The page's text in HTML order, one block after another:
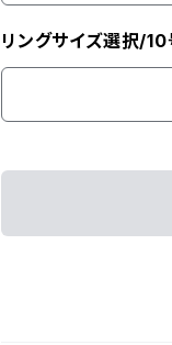
リングサイズ選択/10